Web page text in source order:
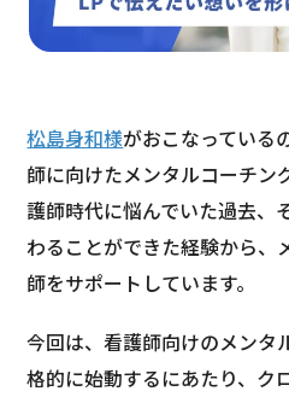
松島身和様がおこなっている
師に向けたメンタルコーチン
護師時代に悩んでいた過去、
わることができた経験から、
師をサポートしています。
今回は、看護師向けのメンタ
格的に始動するにあたり、ク